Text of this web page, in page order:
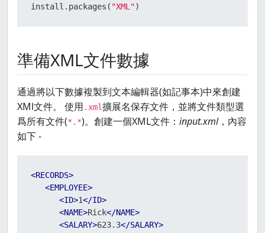
install.packages ( "XML")
準備XML文件數據
通過將以下數據複製到文本編輯器(如記事本)中來創建
XMl文件。 使用 .xml擴展名保存文件，並將文件類型選
爲所有文件(*.*)。創建一個XML文件： input.xml，內容
如下 -
<RECORDS>
<EMPLOYEE>
<ID>1</ID>
<NAME>Rick</NAME>
<SALARY>623.3</SALARY>